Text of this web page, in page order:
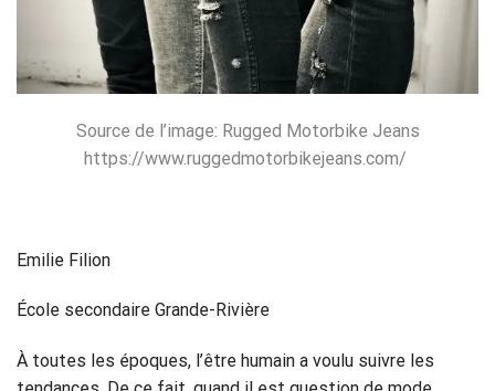
Source de l’image: Rugged Motorbike Jeans
https://www.ruggedmotorbikejeans.com/
Emilie Filion
École secondaire Grande-Rivière
À toutes les époques, l’être humain a voulu suivre les